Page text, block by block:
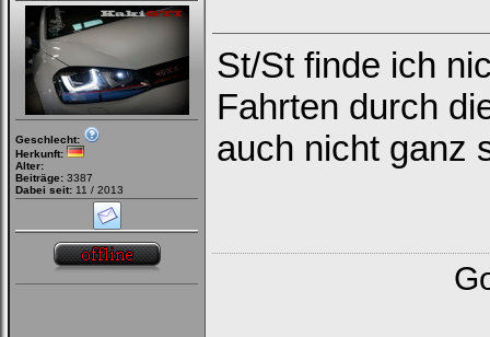
Geschlecht:
Herkunft:
Alter:
Beiträge: 3387
Dabei seit: 11 / 2013
St/St finde ich
Fahrten durch
auch nicht ganz